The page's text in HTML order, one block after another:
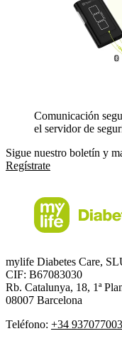
Comunicación
el servidor de
Sigue nuestro boletín y
Regístrate
mylife Diabetes Care,
CIF: B67083030
Rb. Catalunya, 18, 1ª
08007 Barcelona
Teléfono: +34 937077003